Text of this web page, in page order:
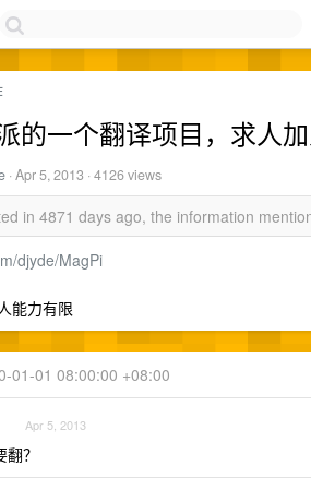
的一个翻译项目，求人
·Apr 5, 2013 · 4126 views
in 4871 days ago, the information
djyde/MagPi
能力有限
01-01 08:00:00 +08:00
Apr 5, 2013
？